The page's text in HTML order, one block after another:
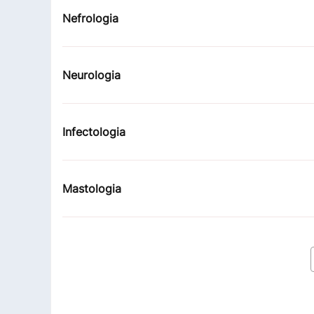
Nefrologia
Neurologia
Infectologia
Mastologia